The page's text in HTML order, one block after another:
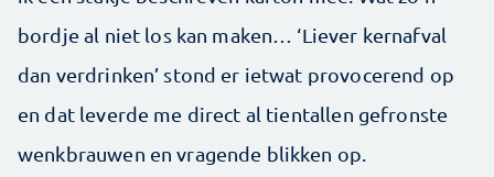
bordje al niet los kan maken… ‘Liever kernafval
dan verdrinken’ stond er ietwat provocerend op
en dat leverde me direct al tientallen gefronste
wenkbrauwen en vragende blikken op.